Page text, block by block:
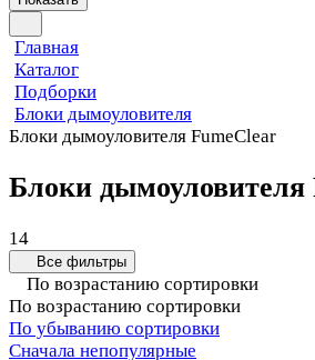
Главная
Каталог
Подборки
Блоки дымоуловителя
Блоки дымоуловителя FumeClear
Блоки дымоуловителя
14
Все фильтры
По возрастанию сортировки
По возрастанию сортировки
По убыванию сортировки
Сначала непопулярные